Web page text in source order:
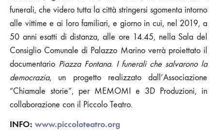
funerali, che videro tutta la città stringersi sgomenta intorno
alle vittime e ai loro familiari, e giorno in cui, nel 2019, a
50 anni esatti di distanza, alle ore 14.45, nella Sala del
Consiglio Comunale di Palazzo Marino verrà proiettato il
documentario Piazza Fontana. I funerali che salvarono la
democrazia, un progetto realizzato dall’Associazione
“Chiamale storie”, per MEMOMI e 3D Produzioni, in
collaborazione con il Piccolo Teatro.
INFO: www.piccoloteatro.org